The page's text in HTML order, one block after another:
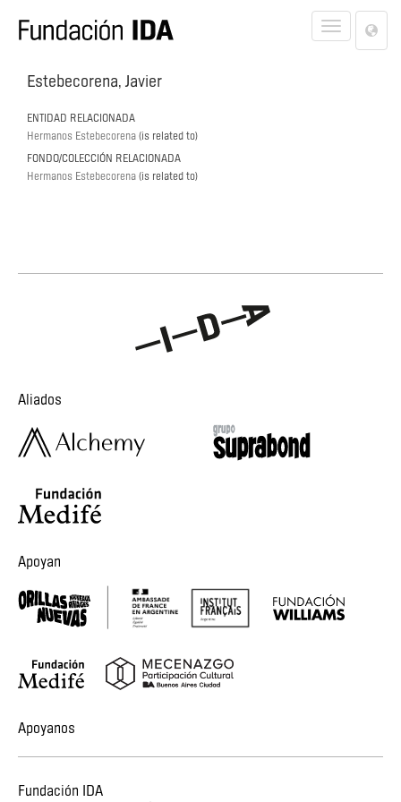
Toggle
Estebecorena, Javier
ENTIDAD RELACIONADA
Hermanos Estebecorena (is related to)
FONDO/COLECCIÓN RELACIONADA
Hermanos Estebecorena (is related to)
Aliados
Apoyan
Apoyanos
Fundación IDA